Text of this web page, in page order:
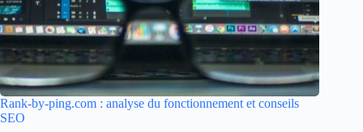
Rank-by-ping.com : analyse du fonctionnement et conseils
SEO